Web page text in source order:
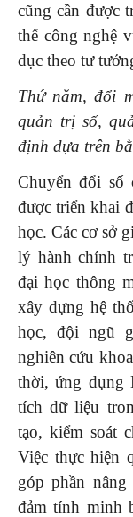
cũng cần được
thế công nghệ
dục theo tư
Thứ năm, đổi
quản trị số,
định dựa trên
Chuyển đổi số
được triển khai
học. Các cơ sở
lý hành chính
đại học thông
xây dựng hệ
học, đội ngũ
nghiên cứu
thời, ứng dụng
tích dữ liệu
tạo, kiểm soát
Việc thực hiện
góp phần
đảm tính minh